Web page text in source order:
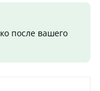
после вашего